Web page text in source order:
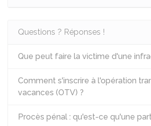
Questions ? Réponses !
Que peut faire la victime d'une
Comment s'inscrire à l'opération
vacances (OTV) ?
Procès pénal : qu'est-ce qu'une